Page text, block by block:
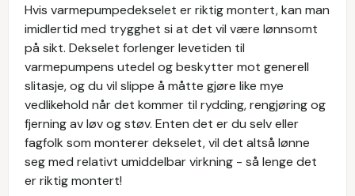
Hvis varmepumpedekselet er riktig montert, kan man
imidlertid med trygghet si at det vil være lønnsomt
på sikt. Dekselet forlenger levetiden til
varmepumpens utedel og beskytter mot generell
slitasje, og du vil slippe å måtte gjøre like mye
vedlikehold når det kommer til rydding, rengjøring og
fjerning av løv og støv. Enten det er du selv eller
fagfolk som monterer dekselet, vil det altså lønne
seg med relativt umiddelbar virkning - så lenge det
er riktig montert!